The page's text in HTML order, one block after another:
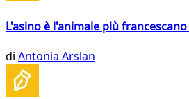
L'asino è l'animale più
di Antonia Arslan